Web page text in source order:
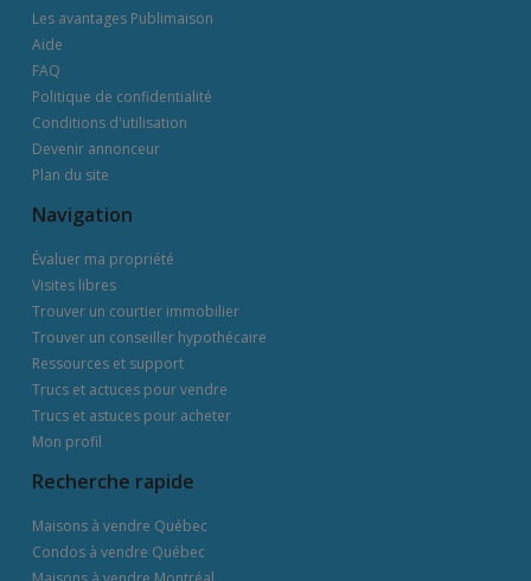
Les avantages Publimaison
Aide
FAQ
Politique de confidentialité
Conditions d'utilisation
Devenir annonceur
Plan du site
Navigation
Évaluer ma propriété
Visites libres
Trouver un courtier immobilier
Trouver un conseiller hypothécaire
Ressources et support
Trucs et actuces pour vendre
Trucs et astuces pour acheter
Mon profil
Recherche rapide
Maisons à vendre Québec
Condos à vendre Québec